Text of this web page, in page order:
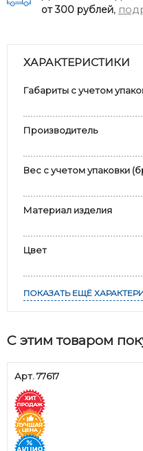
от 300 рублей,
ХАРАКТЕРИСТИКИ
Габариты с учетом
Производитель
Вес с учетом упаковки
Материал изделия
Цвет
ПОКАЗАТЬ ЕЩЁ
С этим товаром
Арт. 77617